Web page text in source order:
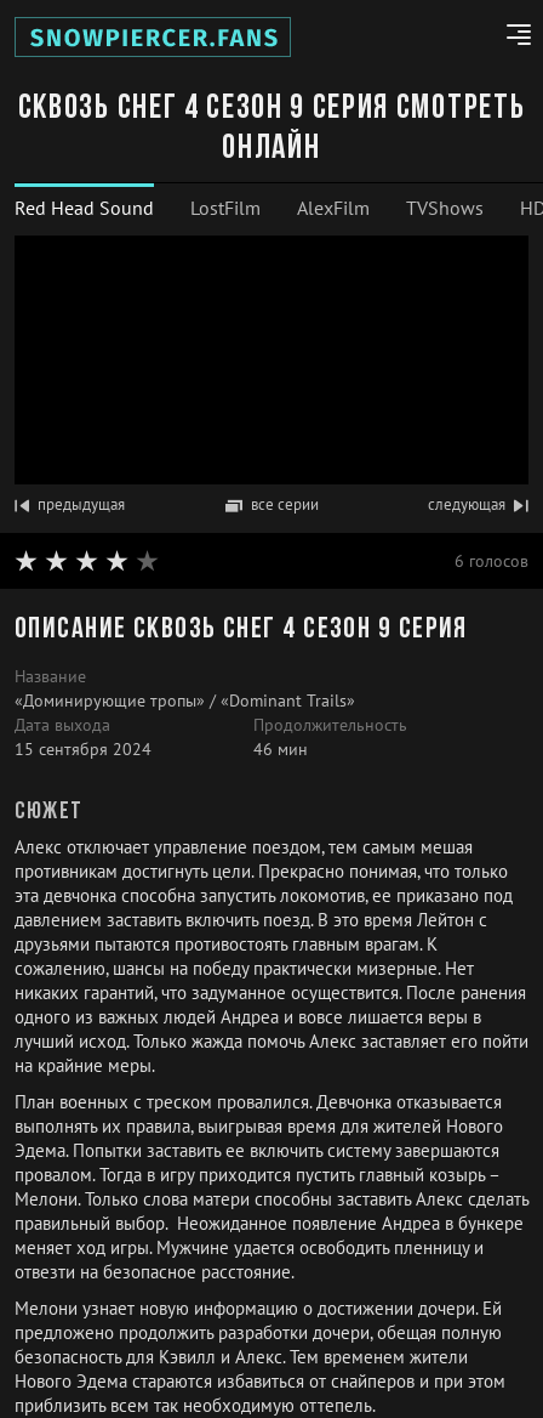
Сквозь снег 4 сезон 9 серия смотреть
онлайн
Red Head Sound LostFilm AlexFilm TVShows
предыдущая все серии следующая
6 голосов
Описание Сквозь снег 4 сезон 9 серия
Название
«Доминирующие тропы» / «Dominant Trails»
Дата выхода
15 сентября 2024
Продолжительность
46 мин
Сюжет
Алекс отключает управление поездом, тем самым мешая
противникам достигнуть цели. Прекрасно понимая, что только
эта девчонка способна запустить локомотив, ее приказано под
давлением заставить включить поезд. В это время Лейтон с
друзьями пытаются противостоять главным врагам. К
сожалению, шансы на победу практически мизерные. Нет
никаких гарантий, что задуманное осуществится. После ранения
одного из важных людей Андреа и вовсе лишается веры в
лучший исход. Только жажда помочь Алекс заставляет его пойти
на крайние меры.
План военных с треском провалился. Девчонка отказывается
выполнять их правила, выигрывая время для жителей Нового
Эдема. Попытки заставить ее включить систему завершаются
провалом. Тогда в игру приходится пустить главный козырь –
Мелони. Только слова матери способны заставить Алекс сделать
правильный выбор. Неожиданное появление Андреа в бункере
меняет ход игры. Мужчине удается освободить пленницу и
отвезти на безопасное расстояние.
Мелони узнает новую информацию о достижении дочери. Ей
предложено продолжить разработки дочери, обещая полную
безопасность для Кэвилл и Алекс. Тем временем жители
Нового Эдема стараются избавиться от снайперов и при этом
приблизить всем так необходимую оттепель.